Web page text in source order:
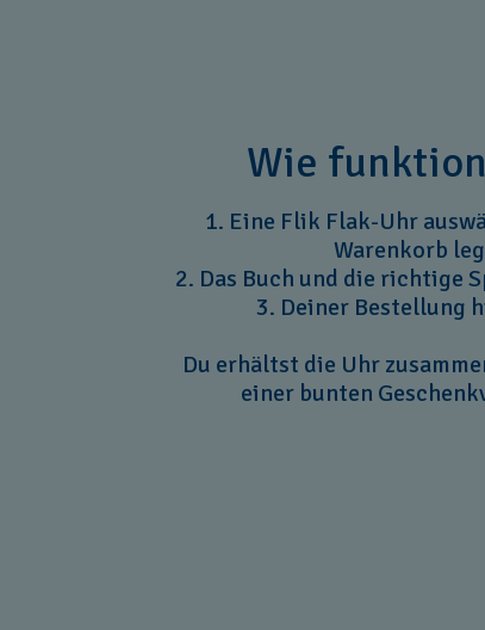
Wie
1. Eine Flik Flak-Uhr
Warenkorb
2. Das Buch und die richtige
3. Deiner Bestellung
Du erhältst die Uhr
einer bunten